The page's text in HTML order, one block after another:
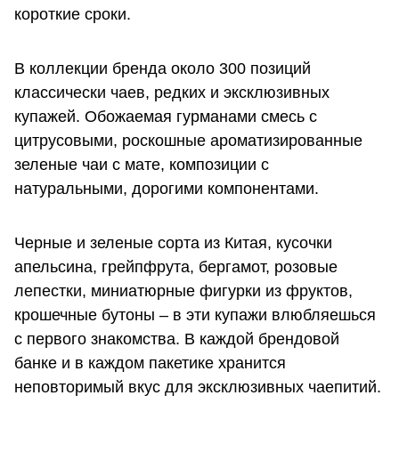
короткие сроки.
В коллекции бренда около 300 позиций
классически чаев, редких и эксклюзивных
купажей. Обожаемая гурманами смесь с
цитрусовыми, роскошные ароматизированные
зеленые чаи с мате, композиции с
натуральными, дорогими компонентами.
Черные и зеленые сорта из Китая, кусочки
апельсина, грейпфрута, бергамот, розовые
лепестки, миниатюрные фигурки из фруктов,
крошечные бутоны – в эти купажи влюбляешься
с первого знакомства. В каждой брендовой
банке и в каждом пакетике хранится
неповторимый вкус для эксклюзивных чаепитий.